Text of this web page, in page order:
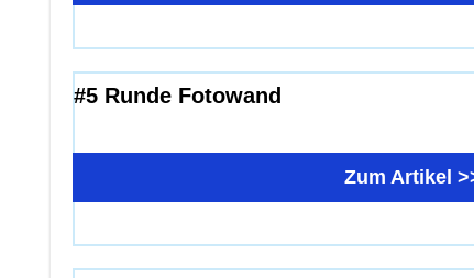
#5 Runde Fotowand
Zum Artikel